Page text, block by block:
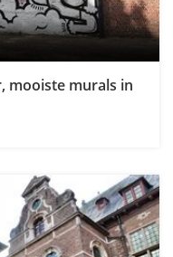
mooiste murals in